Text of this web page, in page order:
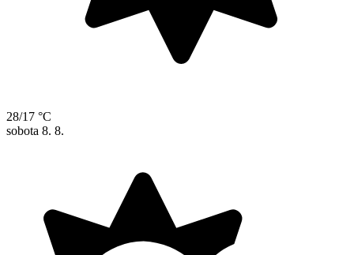
28/17 °C
sobota 8. 8.